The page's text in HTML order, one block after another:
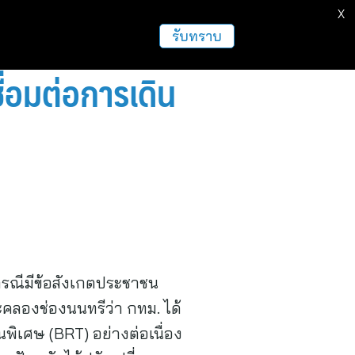
ฝากข่าวประชาสัมพันธ์
มต่อการเดิน
ณีมีข้อสังเกตประชาชน
ลองช่องนนทรีว่า กทม. ได้
เศษ (BRT) อย่างต่อเนื่อง
รับทราบ
X